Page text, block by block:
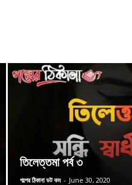
তিলেত্তমা পর্ব ৩
গল্পের ঠিকানা ডট কম - June 30, 2020